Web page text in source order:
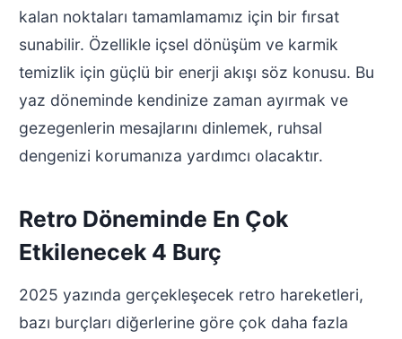
kalan noktaları tamamlamamız için bir fırsat
sunabilir. Özellikle içsel dönüşüm ve karmik
temizlik için güçlü bir enerji akışı söz konusu. Bu
yaz döneminde kendinize zaman ayırmak ve
gezegenlerin mesajlarını dinlemek, ruhsal
dengenizi korumanıza yardımcı olacaktır.
Retro Döneminde En Çok
Etkilenecek 4 Burç
2025 yazında gerçekleşecek retro hareketleri,
bazı burçları diğerlerine göre çok daha fazla